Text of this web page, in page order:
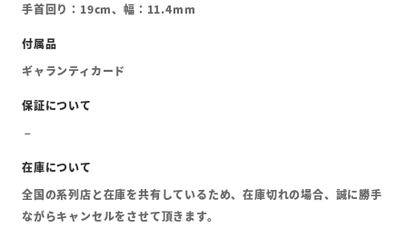
手首回り：19cm、幅：11.4mm
ギャランティカード
全国の系列店と在庫を共有しているため、在庫切れの場合、誠に勝手
ながらキャンセルをさせて頂きます。